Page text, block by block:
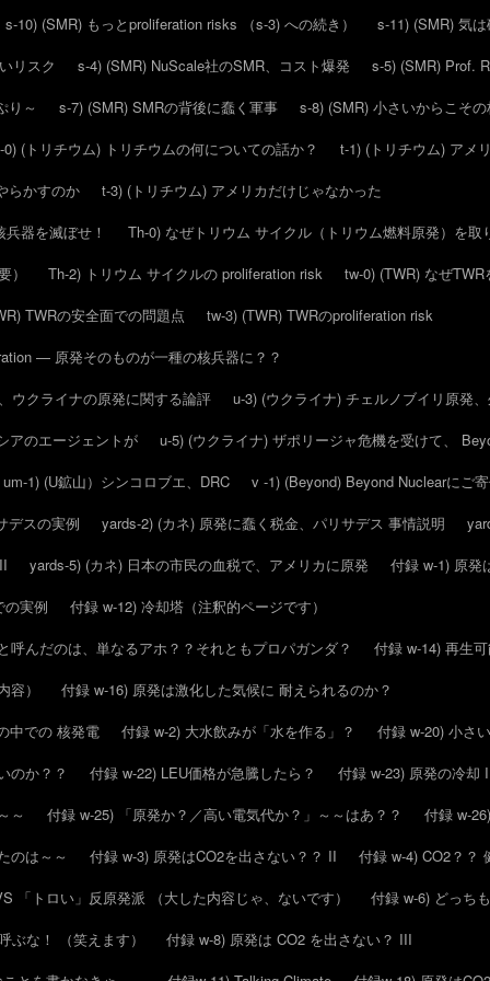
s-10) (SMR) もっとproliferation risks （s-3) への続き）
s-11) (SMR) 気
リスク
s-4) (SMR) NuScale社のSMR、コスト爆発
s-5) (SMR) Prof.
り～
s-7) (SMR) SMRの背後に蠢く軍事
s-8) (SMR) 小さいからこそ
0) (トリチウム) トリチウムの何についての話か？
t-1) (トリチウム) アメ
らかすのか
t-3) (トリチウム) アメリカだけじゃなかった
器を滅ぼせ！
Th-0) なぜトリウム サイクル（トリウム燃料原発）を取
）
Th-2) トリウム サイクルの proliferation risk
tw-0) (TWR) なぜ
TWRの安全面での問題点
tw-3) (TWR) TWRのproliferation risk
— 原発そのものが一種の核兵器に？？
ウクライナの原発に関する論評
u-3) (ウクライナ) チェルノブイリ原発
アのエージェントが
u-5) (ウクライナ) ザポリージャ危機を受けて、
um-1) (U鉱山）シンコロブエ、DRC
v -1) (Beyond) Beyond Nuclearにご
デスの実例
yards-2) (カネ) 原発に蠢く税金、パリサデス 事情説明
yards-5) (カネ) 日本の市民の血税で、アメリカに原発
付録 w-1) 原発
の実例
付録 w-12) 冷却塔（注釈的ページです）
呼んだのは、単なるアホ？？それともプロパガンダ？
付録 w-14) 再生
）
付録 w-16) 原発は激化した気候に 耐えられるのか？
中での 核発電
付録 w-2) 大水飲みが「水を作る」？
付録 w-20) 小さ
のか？？
付録 w-22) LEU価格が急騰したら？
付録 w-23) 原発の冷却
～
付録 w-25) 「原発か？／高い電気代か？」～～はあ？？
付録 w-
のは～～
付録 w-3) 原発はCO2を出さない？？ II
付録 w-4) CO2？？
「トロい」反原発派 （大した内容じゃ、ないです）
付録 w-6) どっち
ぶな！ （笑えます）
付録 w-8) 原発は CO2 を出さない？ III